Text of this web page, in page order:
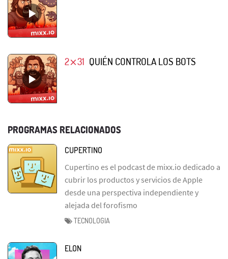
2⨯31 QUIÉN CONTROLA LOS BOTS
PROGRAMAS RELACIONADOS
CUPERTINO
Cupertino es el podcast de mixx.io dedicado a
cubrir los productos y servicios de Apple
desde una perspectiva independiente y
alejada del forofismo
TECNOLOGIA
ELON